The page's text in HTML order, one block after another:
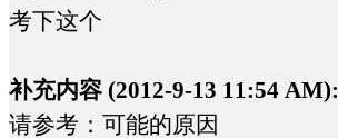
考下这个
补充内容 (2012-9-13 11:54 AM):
请参考：可能的原因